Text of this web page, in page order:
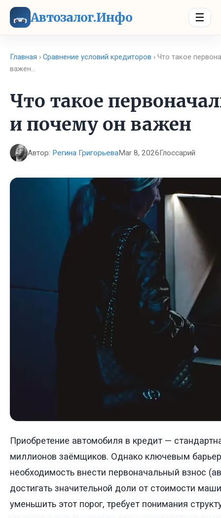
Автозалог.Инфо ☰
Главная › Сравнение условий кредиторов › Что такое
важен…
Что такое
и почему он важен
Автор: Регина ГригорьеваMar 8, 2026Глоссарий
Приобретение автомобиля в кредит —
миллионов заёмщиков. Однако ключевым
необходимость внести первоначальный взнос
достигать значительной доли от стоимости
уменьшить этот порог, требует понимания